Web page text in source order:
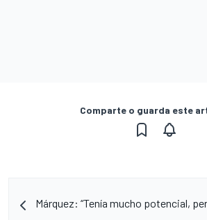
Comparte o guarda este
Márquez: “Tenía mucho potencial,